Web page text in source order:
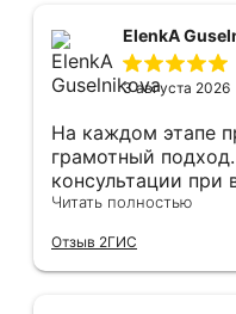
мусор убирает
ElenkA
3 августа 2026
На каждом этапе
грамотный
консультации при
оперативным
оформление двери
Рекомендуем и
Читать полностью
Отзыв 2ГИС